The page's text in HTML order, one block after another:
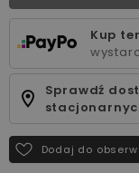
Kup
Sprawdź
Dodaj do